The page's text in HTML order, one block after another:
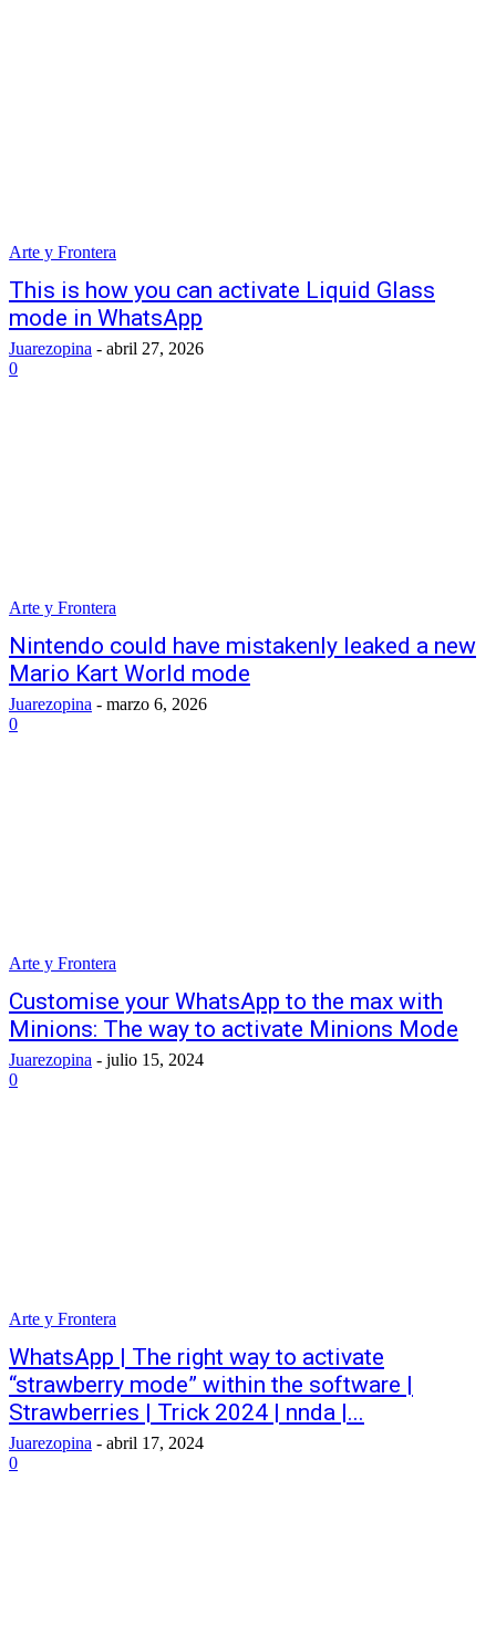
Arte y Frontera
This is how you can activate Liquid Glass
mode in WhatsApp
Juarezopina - abril 27, 2026
0
Arte y Frontera
Nintendo could have mistakenly leaked a new
Mario Kart World mode
Juarezopina - marzo 6, 2026
0
Arte y Frontera
Customise your WhatsApp to the max with
Minions: The way to activate Minions Mode
Juarezopina - julio 15, 2024
0
Arte y Frontera
WhatsApp | The right way to activate
“strawberry mode” within the software |
Strawberries | Trick 2024 | nnda |...
Juarezopina - abril 17, 2024
0